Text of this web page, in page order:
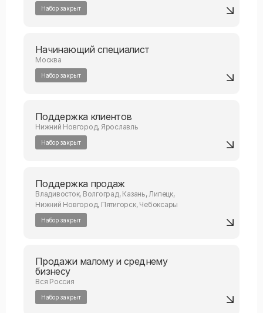
Набор закрыт
Начинающий специалист
Москва
Набор закрыт
Поддержка клиентов
Нижний Новгород, Ярославль
Набор закрыт
Поддержка продаж
Владивосток, Волгоград, Казань, Липецк,
Нижний Новгород, Пятигорск, Чебоксары
Набор закрыт
Продажи малому и среднему
бизнесу
Вся Россия
Набор закрыт